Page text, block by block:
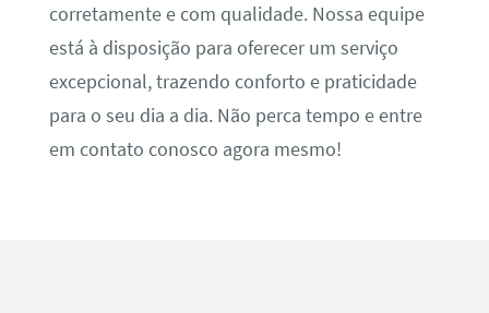
corretamente e com qualidade. Nossa equipe
está à disposição para oferecer um serviço
excepcional, trazendo conforto e praticidade
para o seu dia a dia. Não perca tempo e entre
em contato conosco agora mesmo!